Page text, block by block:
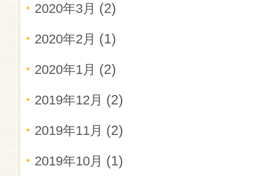
2020年3月 (2)
2020年2月 (1)
2020年1月 (2)
2019年12月 (2)
2019年11月 (2)
2019年10月 (1)